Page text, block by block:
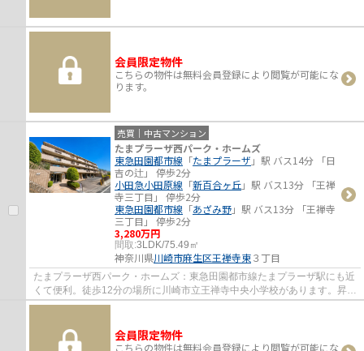
会員限定物件
こちらの物件は無料会員登録により閲覧が可能にな
ります。
売買｜中古マンション
たまプラーザ西パーク・ホームズ
東急田園都市線 「たまプラーザ 」駅 バス14分 「日
吉の辻」 停歩2分
小田急小田原線 「新百合ヶ丘」駅 バス13分 「王禅
寺三丁目」 停歩2分
東急田園都市線 「あざみ野」駅 バス13分 「王禅寺
三丁目」 停歩2分
3,280万円
間取:3LDK/75.49㎡
神奈川県川崎市麻生区王禅寺東３丁目
たまプラーザ西パーク・ホームズ：東急田園都市線たまプラーザ駅にも近
くて便利。徒歩12分の場所に川崎市立王禅寺中央小学校があります。昇り
降りが楽になるエレベーター付きの物件で...
会員限定物件
こちらの物件は無料会員登録により閲覧が可能にな